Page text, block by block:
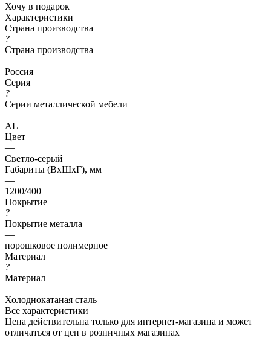
Хочу в подарок
Характеристики
Страна производства
?
Страна производства
—
Россия
Серия
?
Серии металлической мебели
—
АL
Цвет
—
Светло-серый
Габариты (ВхШхГ), мм
—
1200/400
Покрытие
?
Покрытие металла
—
порошковое полимерное
Материал
?
Материал
—
Холоднокатаная сталь
Все характеристики
Цена действительна только для интернет-магазина и может
отличаться от цен в розничных магазинах